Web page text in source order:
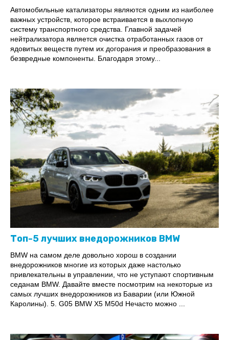
Автомобильные катализаторы являются одним из наиболее
важных устройств, которое встраивается в выхлопную
систему транспортного средства. Главной задачей
нейтрализатора является очистка отработанных газов от
ядовитых веществ путем их догорания и преобразования в
безвредные компоненты. Благодаря этому...
Топ-5 лучших внедорожников BMW
BMW на самом деле довольно хорош в создании
внедорожников многие из которых даже настолько
привлекательны в управлении, что не уступают спортивным
седанам BMW. Давайте вместе посмотрим на некоторые из
самых лучших внедорожников из Баварии (или Южной
Каролины). 5. G05 BMW X5 M50d Нечасто можно ...